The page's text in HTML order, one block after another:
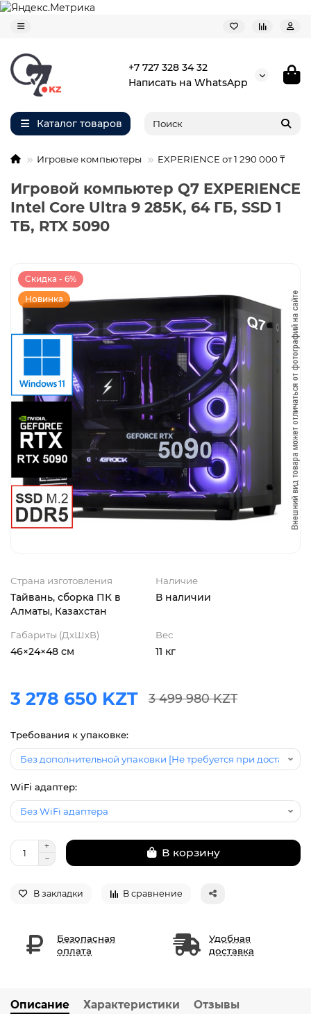
+7 727 328 34 32
Написать на WhatsApp
Каталог товаров
Игровые компьютеры EXPERIENCE от 1 290 000 ₸
Игровой компьютер Q7 EXPERIENCE
Intel Core Ultra 9 285K, 64 ГБ, SSD 1
ТБ, RTX 5090
Скидка - 6%
Новинка
Страна изготовления
Тайвань, сборка ПК в
Алматы, Казахстан
Наличие
В наличии
Габариты (ДхШхВ)
46×24×48 см
Вес
11 кг
3 278 650 KZT 3 499 980 KZT
Требования к упаковке:
WiFi адаптер:
В корзину
В закладки В сравнение
Безопасная
оплата
Удобная
доставка
Описание Характеристики Отзывы